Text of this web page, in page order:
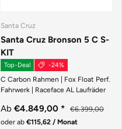
Santa Cruz
Santa Cruz Bronson 5 C S-
KIT
Top-Deal -24%
C Carbon Rahmen | Fox Float Perf.
Fahrwerk | Raceface AL Laufräder
Ab €4.849,00 *
€6.399,00
oder ab €115,62 / Monat